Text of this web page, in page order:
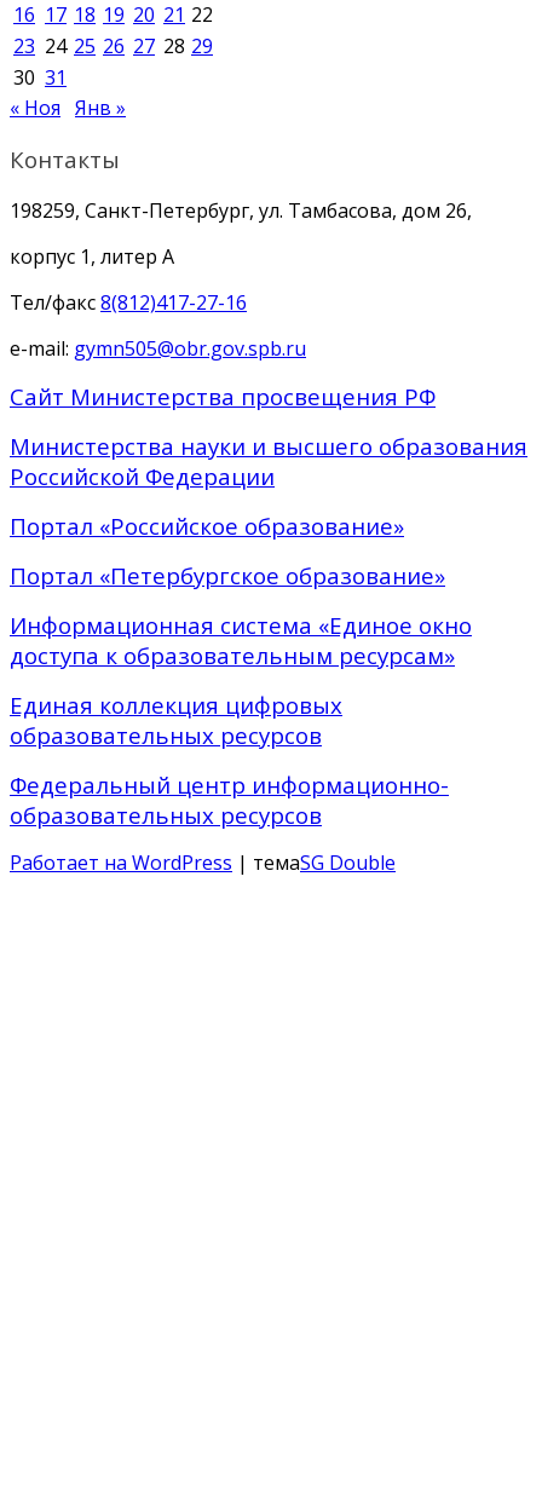
16 17 18 19 20 21 22
23 24 25 26 27 28 29
30 31
« Ноя Янв »
Контакты
198259, Санкт-Петербург, ул. Тамбасова, дом 26,
корпус 1, литер А
Тел/факс8(812)417-27-16
e-mail: gymn505@obr.gov.spb.ru
Сайт Министерства просвещения РФ
Министерства науки и высшего образования
Российской Федерации
Портал «Российское образование»
Портал «Петербургское образование»
Информационная система «Единое окно
доступа к образовательным ресурсам»
Единая коллекция цифровых
образовательных ресурсов
Федеральный центр информационно-
образовательных ресурсов
Работает на WordPress | темаSG Double